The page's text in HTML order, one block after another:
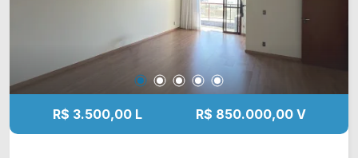
Presente em cada mudança!
R$ 3.500,00 L R$ 850.000,00 V